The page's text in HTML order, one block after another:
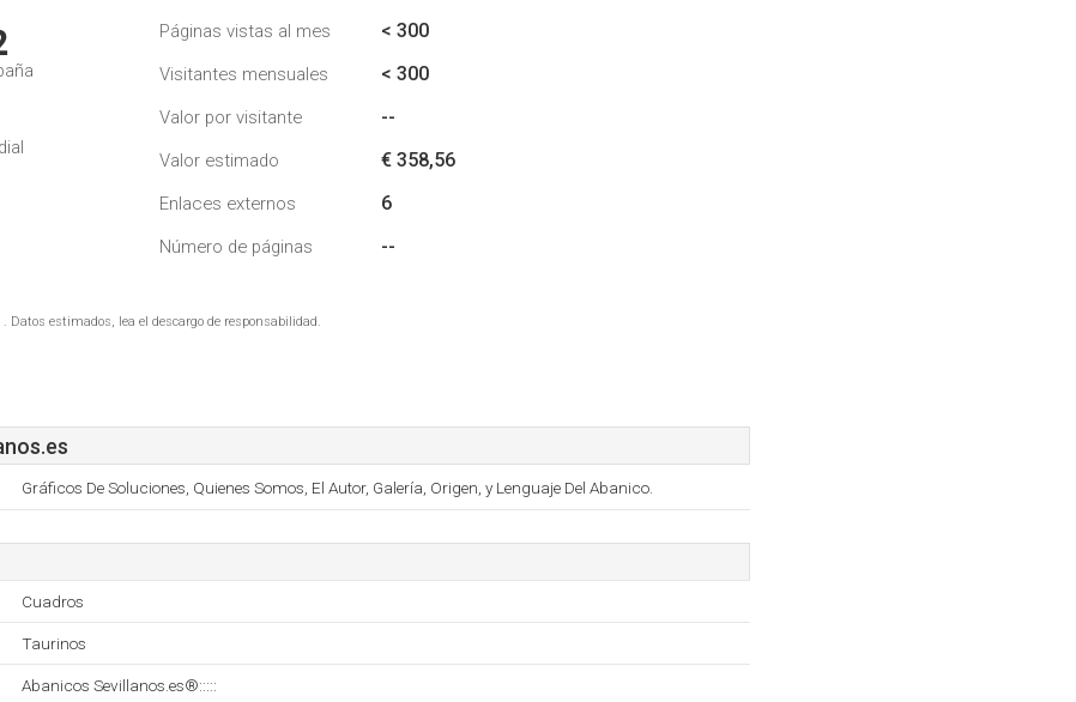
Páginas vistas al mes < 300
Visitantes mensuales < 300
Valor por visitante --
Valor estimado € 358,56
Enlaces externos 6
Número de páginas --
estimados, lea el descargo de responsabilidad.
Gráficos De Soluciones, Quienes Somos, El Autor, Galería, Origen, y Lenguaje Del Abanico.
Cuadros
Taurinos
Abanicos Sevillanos.es®:::::